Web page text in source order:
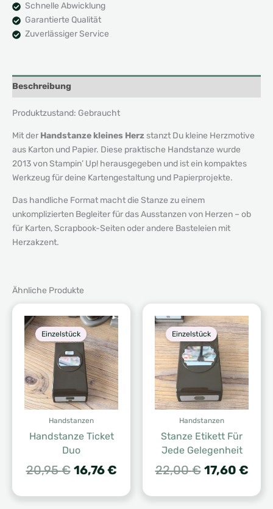
Schnelle Abwicklung
Garantierte Qualität
Zuverlässiger Service
Beschreibung
Produktzustand: Gebraucht
Mit der Handstanze kleines Herzstanzt Du kleine Herzmotive
aus Karton und Papier. Diese praktische Handstanze wurde
2013 von Stampin’ Up! herausgegeben und ist ein kompaktes
Werkzeug für deine Kartengestaltung und Papierprojekte.
Das handliche Format macht die Stanze zu einem
unkomplizierten Begleiter für das Ausstanzen von Herzen – ob
für Karten, Scrapbook-Seiten oder andere Basteleien mit
Herzakzent.
Ähnliche Produkte
Einzelstück
Handstanzen
Handstanze Ticket
Duo
20,95€ Ursprünglicher
war:
16,76€Aktueller
ist:
Einzelstück
Handstanzen
Stanze Etikett Für
Jede Gelegenheit
22,00€
war:
17,60 €
ist: